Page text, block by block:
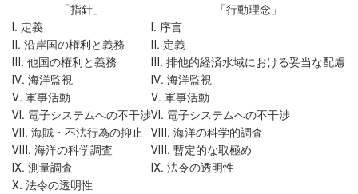
「指針」
「行動理念」
Ⅰ. 定義
Ⅰ. 序言
Ⅱ. 沿岸国の権利と義務
Ⅱ. 定義
Ⅲ. 他国の権利と義務
Ⅲ. 排他的経済水域における妥当な配慮
Ⅳ. 海洋監視
Ⅳ. 海洋監視
Ⅴ. 軍事活動
Ⅴ. 軍事活動
Ⅵ. 電子システムへの不干渉Ⅵ. 電子システムへの不干渉
Ⅶ. 海賊・不法行為の抑止 Ⅷ. 海洋の科学的調査
Ⅷ. 海洋の科学調査
Ⅷ. 暫定的な取極め
Ⅸ. 測量調査
Ⅸ. 法令の透明性
Ⅹ. 法令の透明性